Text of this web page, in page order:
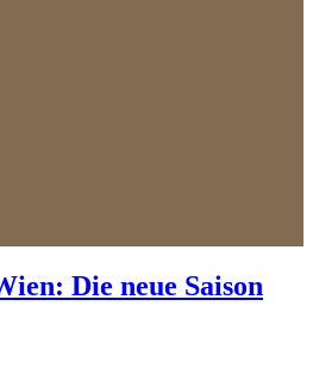
Die neue Saison